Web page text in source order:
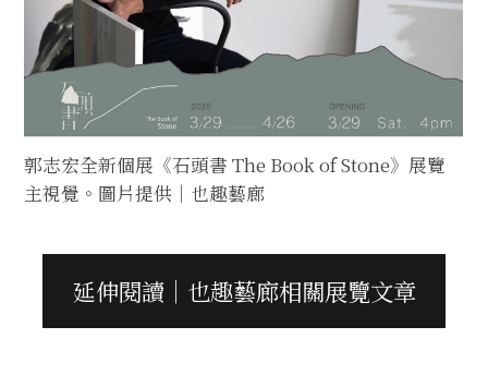
郭志宏全新個展《石頭書 The Book of Stone》展覽
主視覺。圖片提供｜也趣藝廊
延伸閱讀｜也趣藝廊相關展覽文章